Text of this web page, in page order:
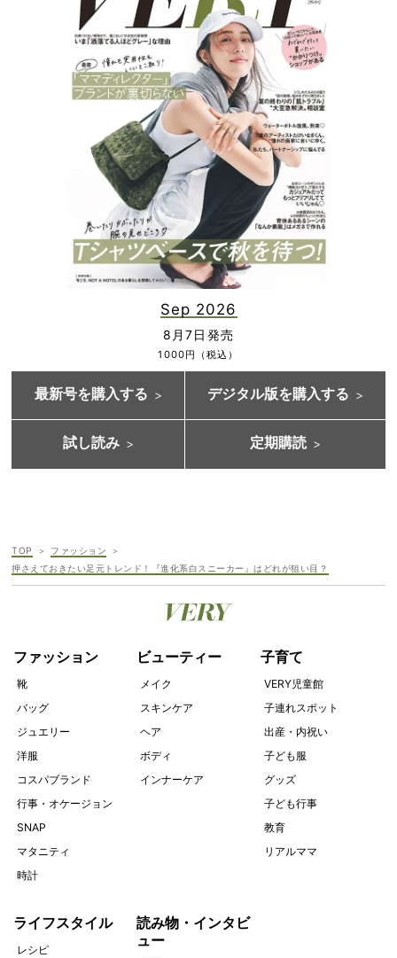
Sep 2026
8月7日発売
1000円（税込）
最新号を購入する デジタル版を購入する
試し読み 定期購読
TOP
ファッション
押さえておきたい足元トレンド！『進化系白スニーカー』はどれが狙い目？
ファッション
靴
バッグ
ジュエリー
洋服
コスパブランド
行事・オケージョン
SNAP
マタニティ
時計
ビューティー
メイク
スキンケア
ヘア
ボディ
インナーケア
子育て
VERY児童館
子連れスポット
出産・内祝い
子ども服
グッズ
子ども行事
教育
リアルママ
ライフスタイル
レシピ
読み物・インタビ
ュー